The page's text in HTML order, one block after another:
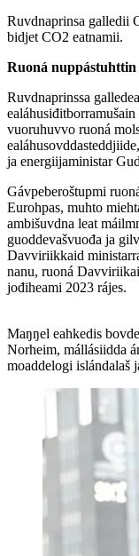
Ruvdnaprinsa galledii
bidjet CO2 eatnamii.
Ruoná nuppástuhttin
Ruvdnaprinssa
vuoruhuvvo ruoná
ja energiijaministar
Gávpeberoštupmi
Eurohpas, muhto
ambišuvdna leat
guoddevašvuođa ja
Davviriikkaid
nanu, ruoná
jođiheami 2023 rájes.
Maŋŋel eahkedis
Norheim, mállásiidda
moaddelogi islándalaš